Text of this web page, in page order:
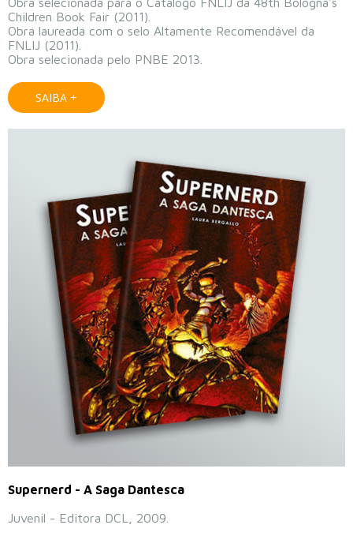
Children Book Fair (2011).
Obra laureada com o selo Altamente Recomendável da
FNLIJ (2011).
Obra selecionada pelo PNBE 2013
SAIBA +
Supernerd - A Saga Dantesca
Juvenil - Editora DCL, 2009.